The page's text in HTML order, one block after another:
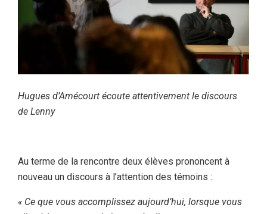
Hugues d’Amécourt écoute attentivement le discours
de Lenny
Au terme de la rencontre deux élèves prononcent à
nouveau un discours à l’attention des témoins :
« Ce que vous accomplissez aujourd’hui, lorsque vous